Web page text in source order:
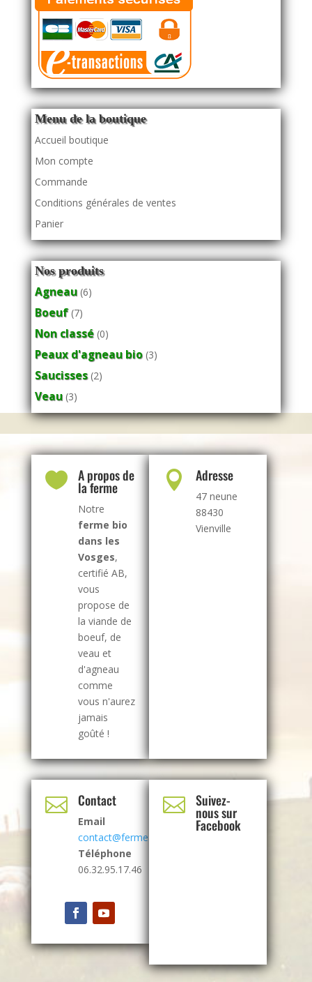
Menu de la boutique
Accueil boutique
Mon compte
Commande
Conditions générales de ventes
Panier
Nos produits
Agneau (6)
Boeuf (7)
Non classé (0)
Peaux d'agneau bio (3)
Saucisses (2)
Veau (3)
 A propos de
la ferme
Notre
ferme bio
dans les
Vosges,
certifié AB,
vous
propose de
la viande de
boeuf, de
veau et
d'agneau
comme
vous n'aurez
jamais
goûté !
 Adresse
47 neune
88430
Vienville
 Contact
Email
contact@fermealbrecht.com
Téléphone
06.32.95.17.46
 Suivez-
nous sur
Facebook